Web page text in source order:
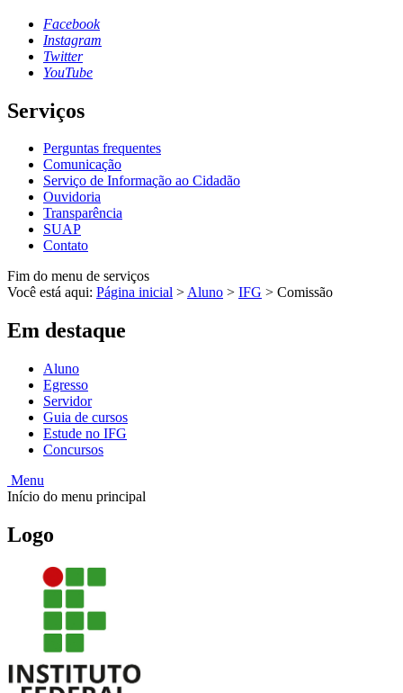
Facebook
Instagram
Twitter
YouTube
Serviços
Perguntas frequentes
Comunicação
Serviço de Informação ao Cidadão
Ouvidoria
Transparência
SUAP
Contato
Fim do menu de serviços
Você está aqui: Página inicial >Aluno > IFG > Comissão
Em destaque
Aluno
Egresso
Servidor
Guia de cursos
Estude no IFG
Concursos
Menu
Início do menu principal
Logo